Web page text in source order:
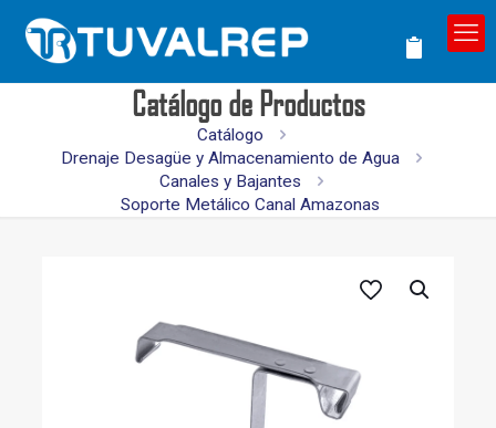
Catálogo de Productos
Catálogo
Drenaje Desagüe y Almacenamiento de Agua
Canales y Bajantes
Soporte Metálico Canal Amazonas